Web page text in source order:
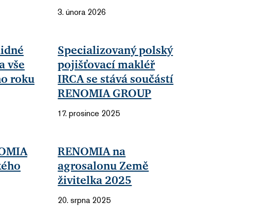
3. února 2026
vše
roku
Specializovaný polský
pojišťovací makléř
IRCA se stává součástí
RENOMIA GROUP
17. prosince 2025
RENOMIA na
agrosalonu Země
živitelka 2025
20. srpna 2025